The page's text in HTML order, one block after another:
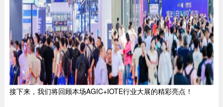
接下来，我们将回顾本场AGIC+IOTE行业大展的精彩亮点！